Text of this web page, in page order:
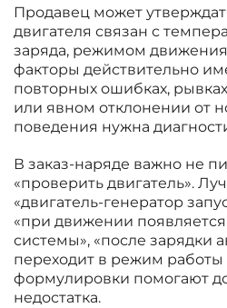
Продавец может
двигателя связан с
заряда, режимом движения
факторы действительно
повторных ошибках,
или явном отклонении от
поведения нужна
В заказ-наряде важно не
«проверить двигатель».
«двигатель-генератор
«при движении
системы», «после зарядки
переходит в режим работы
формулировки помогают
недостатка.